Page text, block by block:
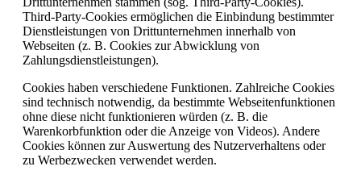
Third-Party-Cookies ermöglichen die Einbindung bestimmter
Dienstleistungen von Drittunternehmen innerhalb von
Webseiten (z. B. Cookies zur Abwicklung von
Zahlungsdienstleistungen).
Cookies haben verschiedene Funktionen. Zahlreiche Cookies
sind technisch notwendig, da bestimmte Webseitenfunktionen
ohne diese nicht funktionieren würden (z. B. die
Warenkorbfunktion oder die Anzeige von Videos). Andere
Cookies können zur Auswertung des Nutzerverhaltens oder
zu Werbezwecken verwendet werden.